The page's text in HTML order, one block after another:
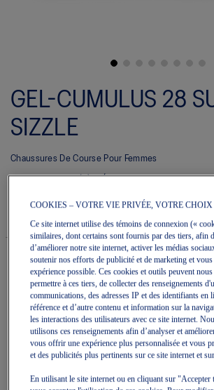
to
the
beginning
of
the
gallery
GEL-CUMULUS 28
SIZZLE
Chaussures De Course Pour Femmes
pour
produit
cote
moyenne
180,00 $
Quantité
Ajouter au panier
Rejoindre OneASICS™. Bénéficiez de la
toutes vos commandes.
Retours faciles, en ligne et en magasin.
COOKIES – VOTRE VIE PRIVÉE, VOTRE CHOIX
Ce site internet utilise des témoins de connexion («
similaires, dont certains sont fournis par des tiers, afin
d’améliorer notre site internet, activer les médias
soutenir nos efforts de publicité et de marketing et
expérience possible. Ces cookies et outils peuvent nous
permettre à ces tiers, de collecter des renseignements
communications, des adresses IP et des identifiants en
référence et d’autre contenu et information sur la
les interactions des utilisateurs avec ce site internet.
utilisons ces renseignements afin d’analyser et
vous offrir une expérience plus personnalisée et vous
et des publicités plus pertinents sur ce site internet et
En utilisant le site internet ou en cliquant sur "Accepter